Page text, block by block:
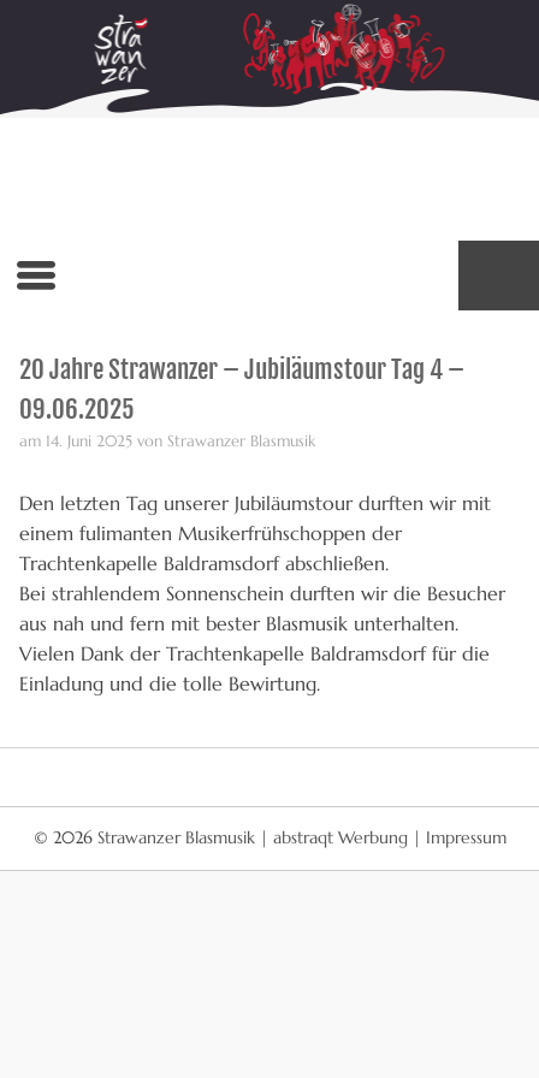
20 Jahre Strawanzer – Jubiläumstour Tag 4 –
09.06.2025
am 14. Juni 2025 von Strawanzer Blasmusik
Den letzten Tag unserer Jubiläumstour durften wir mit
einem fulimanten Musikerfrühschoppen der
Trachtenkapelle Baldramsdorf abschließen.
Bei strahlendem Sonnenschein durften wir die Besucher
aus nah und fern mit bester Blasmusik unterhalten.
Vielen Dank der Trachtenkapelle Baldramsdorf für die
Einladung und die tolle Bewirtung.
© 2026 Strawanzer Blasmusik | abstraqt Werbung | Impressum